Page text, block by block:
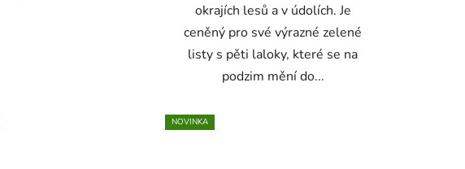
okrajích lesů a v údolích. Je
ceněný pro své výrazné zelené
listy s pěti laloky, které se na
podzim mění do...
NOVINKA